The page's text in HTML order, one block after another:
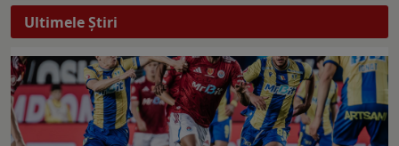
Ultimele Ştiri